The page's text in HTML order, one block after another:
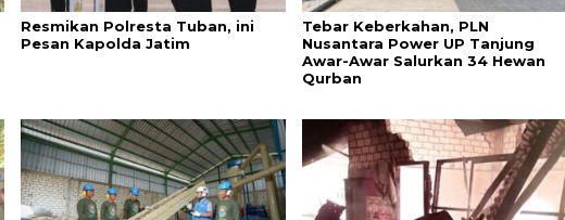
Resmikan Polresta Tuban, ini
Pesan Kapolda Jatim
Tebar Keberkahan, PLN
Nusantara Power UP Tanjung
Awar-Awar Salurkan 34 Hewan
Qurban